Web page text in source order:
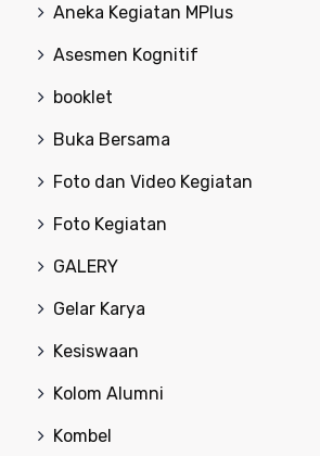
Aneka Kegiatan MPlus
Asesmen Kognitif
booklet
Buka Bersama
Foto dan Video Kegiatan
Foto Kegiatan
GALERY
Gelar Karya
Kesiswaan
Kolom Alumni
Kombel